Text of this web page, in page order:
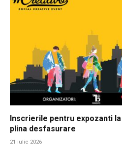
Inscrierile pentru expozanti
plina desfasurare
21 iulie 2026